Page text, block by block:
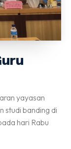
yayasan
studi banding di
hari Rabu